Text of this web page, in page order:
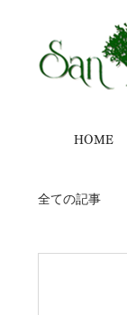
HOME
全ての記事